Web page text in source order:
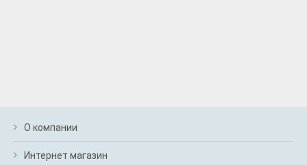
О компании
Интернет магазин